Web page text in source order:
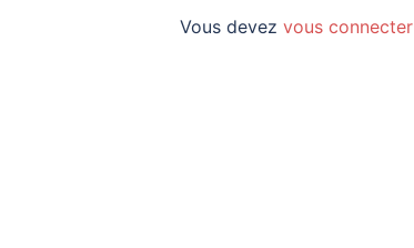
Vous devez vous connecter